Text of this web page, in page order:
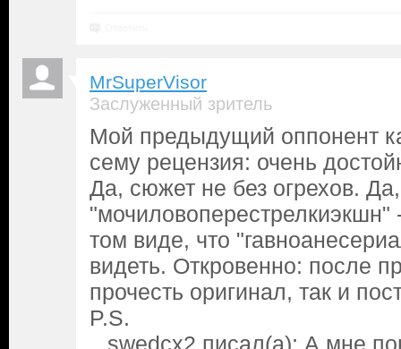
MrSuperVisor
Заслуженный зритель
Мой предыдущий оппонент
сему рецензия: очень
Да, сюжет не без огрехов. Да,
"мочиловоперестрелкиэкшн"
том виде, что
видеть. Откровенно: после
прочесть оригинал, так и
P.S.
swedcx2 писал(а): А мне